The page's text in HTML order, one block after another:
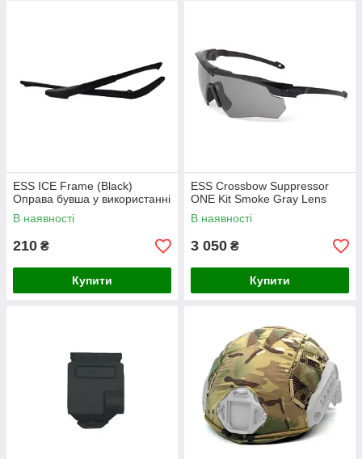
ESS ICE Frame (Black)
Оправа бувша у використанні
В наявності
210 ₴
Купити
ESS Crossbow Suppressor
ONE Kit Smoke Gray Lens
В наявності
3 050 ₴
Купити